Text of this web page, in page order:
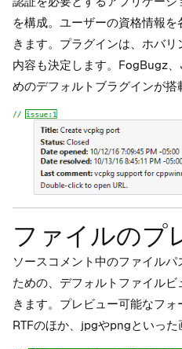
を構成。ユーザーの資格情報
きます。プラグインは、ホバ
内容も決定します。FogBugz
めのデフォルトブラグインが搭
ファイルのプ
ソースコメント中のファイル
ための、デフォルトファイル
きます。プレビュー可能なフォ
RTFのほか、jpgやpngといった